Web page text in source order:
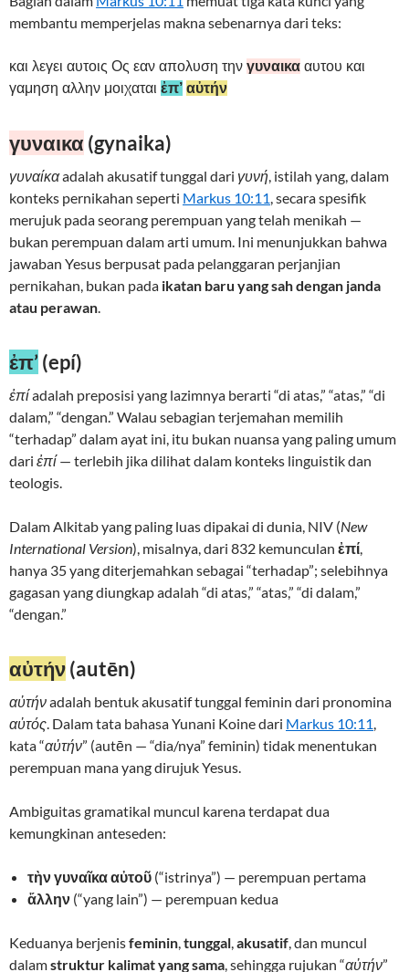
membantu memperjelas makna sebenarnya dari teks:
και λεγει αυτοις Ος εαν απολυση την γυναικα αυτου και
γαμηση αλλην μοιχαται ἐπ’ αὐτήν
γυναικα (gynaika)
γυναίκαadalah akusatif tunggal dari γυνή, istilah yang, dalam
konteks pernikahan seperti Markus 10:11, secara spesifik
merujuk pada seorang perempuan yang telah menikah —
bukan perempuan dalam arti umum. Ini menunjukkan bahwa
jawaban Yesus berpusat pada pelanggaran perjanjian
pernikahan, bukan pada ikatan baru yang sah dengan janda
atau perawan.
ἐπ’ (epí)
ἐπίadalah preposisi yang lazimnya berarti “di atas,” “atas,” “di
dalam,” “dengan.” Walau sebagian terjemahan memilih
“terhadap” dalam ayat ini, itu bukan nuansa yang paling umum
dari ἐπί— terlebih jika dilihat dalam konteks linguistik dan
teologis.
Dalam Alkitab yang paling luas dipakai di dunia, NIV (New
International Version), misalnya, dari 832 kemunculan ἐπί,
hanya 35 yang diterjemahkan sebagai “terhadap”; selebihnya
gagasan yang diungkap adalah “di atas,” “atas,” “di dalam,”
“dengan.”
αὐτήν(autēn)
αὐτήνadalah bentuk akusatif tunggal feminin dari pronomina
αὐτός. Dalam tata bahasa Yunani Koine dari Markus 10:11,
kata “αὐτήν” (autēn — “dia/nya” feminin) tidak menentukan
perempuan mana yang dirujuk Yesus.
Ambiguitas gramatikal muncul karena terdapat dua
kemungkinan anteseden:
τὴν γυναῖκα αὐτοῦ (“istrinya”) — perempuan pertama
ἄλλην (“yang lain”) — perempuan kedua
Keduanya berjenisfeminin,tunggal,akusatif, dan muncul
dalamstruktur kalimat yang sama, sehingga rujukan “αὐτήν”